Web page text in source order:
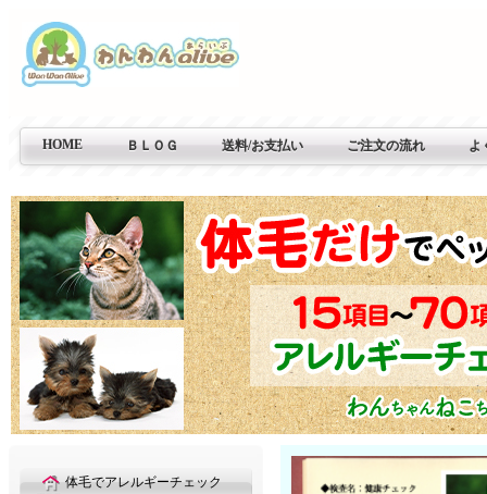
HOME ＢＬＯＧ 送料/お支払い ご注文の流れ よ
体毛でアレルギーチェック